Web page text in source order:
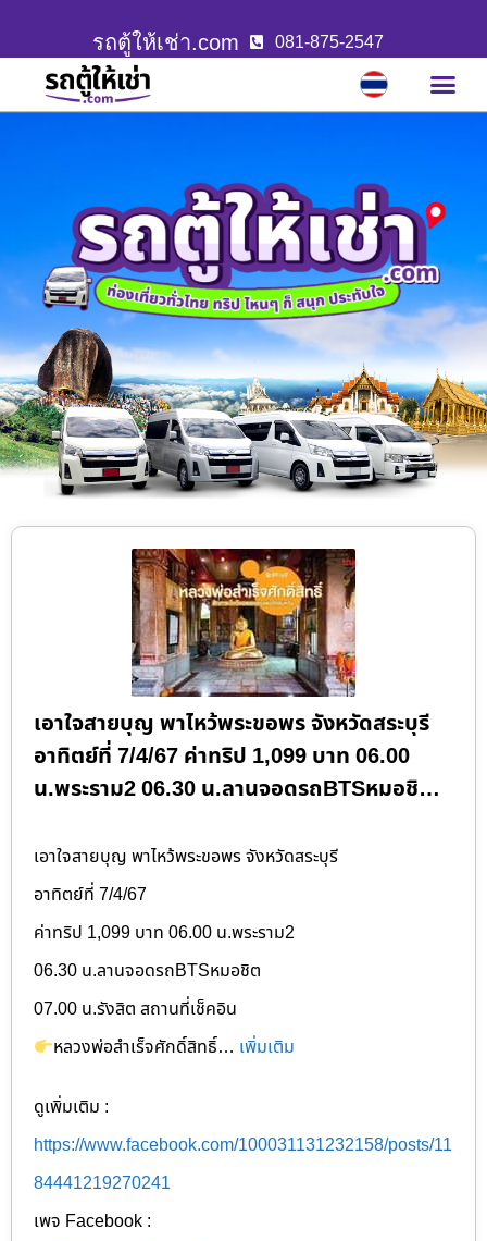
รถตู้ให้เช่า.com 081-875-2547
เอาใจสายบุญ พาไหว้พระขอพร จังหวัดสระบุรี
อาทิตย์ที่ 7/4/67 ค่าทริป 1,099 บาท 06.00
น.พระราม2 06.30 น.ลานจอดรถBTSหมอชิ…
เอาใจสายบุญ พาไหว้พระขอพร จังหวัดสระบุรี
อาทิตย์ที่ 7/4/67
ค่าทริป 1,099 บาท 06.00 น.พระราม2
06.30 น.ลานจอดรถBTSหมอชิต
07.00 น.รังสิต สถานที่เช็คอิน
หลวงพ่อสำเร็จศักดิ์สิทธิ์… เพิ่มเติม
ดูเพิ่มเติม :
https://www.facebook.com/100031131232158/posts/11
84441219270241
เพจ Facebook :